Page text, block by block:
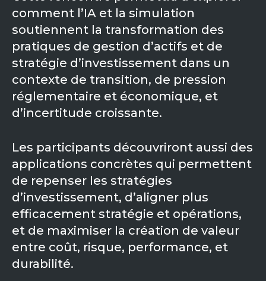
AI-Simulation Platform
360° Complex system simulation
Simulation and optimization
Advanced Experiments
Modeling Approach
Modeling Tools
AI-Simulation Orchestration
Community Hub
Resources
Learn
Customer Stories
Articles
Ebooks & White Papers
Product Demo Videos
comment l’IA et la simulation
soutiennent la transformation des
pratiques de gestion d’actifs et de
stratégie d’investissement dans un
contexte de transition, de pression
réglementaire et économique, et
d’incertitude croissante.
Les participants découvriront aussi des
applications concrètes qui permettent
de repenser les stratégies
d’investissement, d’aligner plus
efficacement stratégie et opérations,
et de maximiser la création de valeur
entre coût, risque, performance, et
durabilité.